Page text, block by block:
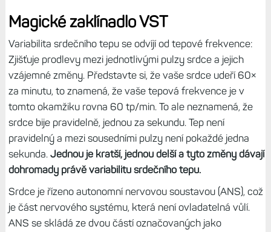
Magické zaklínadlo VST
Variabilita srdečního tepu se odvíjí od tepové frekvence:
Zjišťuje prodlevy mezi jednotlivými pulzy srdce a jejich
vzájemné změny. Představte si, že vaše srdce udeří 60×
za minutu, to znamená, že vaše tepová frekvence je v
tomto okamžiku rovna 60 tp/min. To ale neznamená, že
srdce bije pravidelně, jednou za sekundu. Tep není
pravidelný a mezi sousedními pulzy není pokaždé jedna
sekunda. Jednou je kratší, jednou delší a tyto změny dávají
dohromady právě variabilitu srdečního tepu.
Srdce je řízeno autonomní nervovou soustavou (ANS), což
je část nervového systému, která není ovladatelná vůlí.
ANS se skládá ze dvou částí označovaných jako